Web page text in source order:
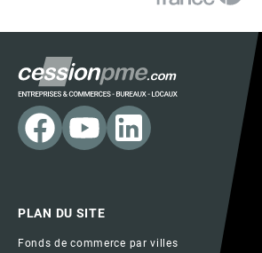
PLAN DU SITE
Fonds de commerce par villes